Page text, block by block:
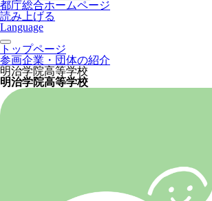
都庁総合ホームページ
読み上げる
Language
トップページ
参画企業・団体の紹介
明治学院高等学校
明治学院高等学校